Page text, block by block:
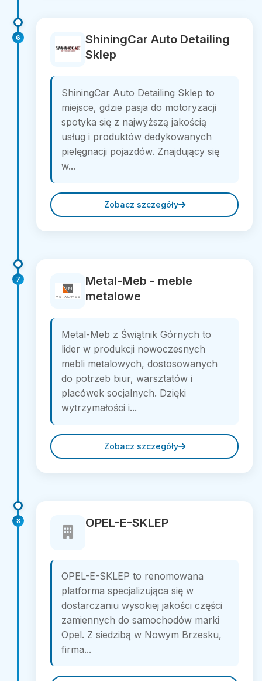
6
ShiningCar Auto Detailing
Sklep
ShiningCar Auto Detailing Sklep to
miejsce, gdzie pasja do motoryzacji
spotyka się z najwyższą jakością
usług i produktów dedykowanych
pielęgnacji pojazdów. Znajdujący się
w...
Zobacz szczegóły
7
Metal-Meb - meble
metalowe
Metal-Meb z Świątnik Górnych to
lider w produkcji nowoczesnych
mebli metalowych, dostosowanych
do potrzeb biur, warsztatów i
placówek socjalnych. Dzięki
wytrzymałości i...
Zobacz szczegóły
8 OPEL-E-SKLEP
OPEL-E-SKLEP to renomowana
platforma specjalizująca się w
dostarczaniu wysokiej jakości części
zamiennych do samochodów marki
Opel. Z siedzibą w Nowym Brzesku,
firma...